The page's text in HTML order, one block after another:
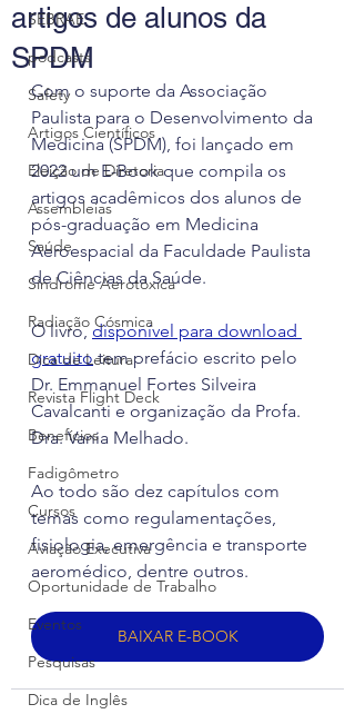
SEBRAE
podcasts
Safety
Artigos Científicos
Eleição de Diretoria
Assembleias
Saúde
Síndrome Aerotóxica
Radiação Cósmica
Dica de Leitura
Revista Flight Deck
Benefícios
Fadigômetro
Cursos
Aviação Executiva
Oportunidade de Trabalho
Eventos
Pesquisas
Dica de Inglês
artigos de alunos da
SPDM
Com o suporte da Associação
Paulista para o Desenvolvimento da
Medicina (SPDM), foi lançado em
2022 um E-Book que compila os
artigos acadêmicos dos alunos de
pós-graduação em Medicina
Aeroespacial da Faculdade Paulista
de Ciências da Saúde.
O livro, disponível para download
gratuito tem prefácio escrito pelo
Dr. Emmanuel Fortes Silveira
Cavalcanti e organização da Profa.
Dra. Vania Melhado.
Ao todo são dez capítulos com
temas como regulamentações,
fisiologia, emergência e transporte
aeromédico, dentre outros.
BAIXAR E-BOOK